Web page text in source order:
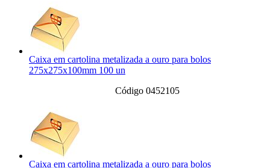
Caixa em cartolina metalizada a ouro para bolos
275x275x100mm 100 un
Código 0452105
Caixa em cartolina metalizada a ouro para bolos